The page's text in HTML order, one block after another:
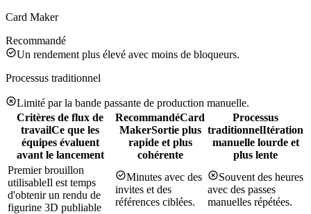
Card Maker
Recommandé
Un rendement plus élevé avec moins de bloqueurs.
Processus traditionnel
Limité par la bande passante de production manuelle.
Critères de flux de
travailCe que les
équipes évaluent
avant le lancement
RecommandéCard
MakerSortie plus
rapide et plus
cohérente
Processus
traditionnelItération
manuelle lourde et
plus lente
Premier brouillon
utilisableIl est temps
d'obtenir un rendu de
figurine 3D publiable
Minutes avec des
invites et des
références ciblées.
Souvent des heures
avec des passes
manuelles répétées.